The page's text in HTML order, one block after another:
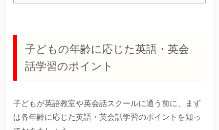
子どもの年齢に応じた英語・英会
話学習のポイント
子どもが英語教室や英会話スクールに通う前に、まず
は各年齢に応じた英語・英会話学習のポイントを知っ